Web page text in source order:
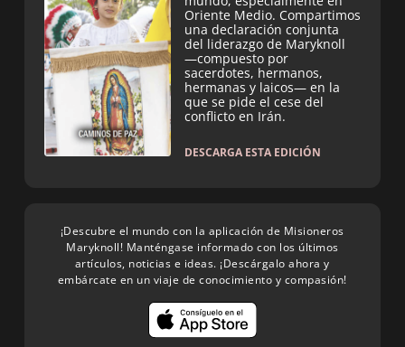
Oriente Medio. Compartimos
una declaración conjunta
del liderazgo de Maryknoll
—compuesto por
sacerdotes, hermanos,
hermanas y laicos— en la
que se pide el cese del
conflicto en Irán.
DESCARGA ESTA EDICIÓN
¡Descubre el mundo con la aplicación de Misioneros
Maryknoll! Manténgase informado con los últimos
artículos, noticias e ideas. ¡Descárgalo ahora y
embárcate en un viaje de conocimiento y compasión!